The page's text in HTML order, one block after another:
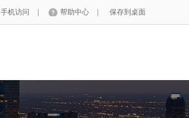
手机访问 帮助中心 保存到桌面